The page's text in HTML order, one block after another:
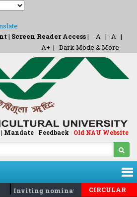
| Screen Reader Access| -A | A |
A+ | Dark Mode & More
Mandate| Feedback | Old NAU Website
| Inviting nomination for 5 days
CIRCULAR